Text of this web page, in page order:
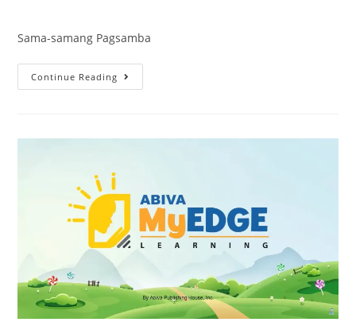
Sama-samang Pagsamba
Continue Reading